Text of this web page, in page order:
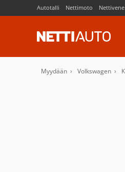
Autotalli Nettimoto Nettivene
Myydään Volkswagen